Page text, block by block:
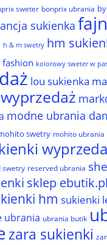
sweter bonprix ubrania
sukienka
h & m swetry hm
fashion kolorowy sweter w
lou sukienka
modne ubrania
swetry mohito ubrania
swetry reserved ubrania
sklep ebutik.pl
hm sukienki
ubrania ubrania butik
zara sukienki